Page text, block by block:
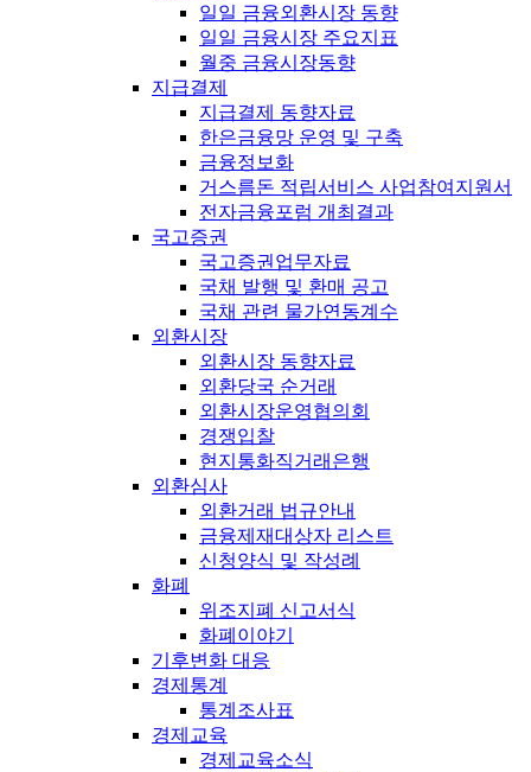
일일 금융외환시장 동향
일일 금융시장 주요지표
월중 금융시장동향
지급결제
지급결제 동향자료
한은금융망 운영 및 구축
금융정보화
거스름돈 적립서비스 사업참여지원서
전자금융포럼 개최결과
국고증권
국고증권업무자료
국채 발행 및 환매 공고
국채 관련 물가연동계수
외환시장
외환시장 동향자료
외환당국 순거래
외환시장운영협의회
경쟁입찰
현지통화직거래은행
외환심사
외환거래 법규안내
금융제재대상자 리스트
신청양식 및 작성례
화폐
위조지폐 신고서식
화폐이야기
기후변화 대응
경제통계
통계조사표
경제교육
경제교육소식